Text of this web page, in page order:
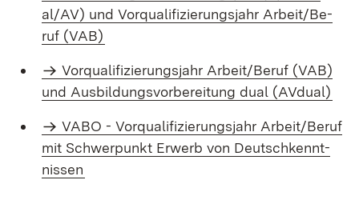
al/AV) und Vor­qua­li­fi­zie­rungs­jahr Ar­beit/Be­
ruf (VAB)
Vor­qua­li­fi­zie­rungs­jahr Ar­beit/Be­ruf (VAB)
und Aus­bil­dungs­vor­be­rei­tung du­al (AV­du­al)
VABO - Vor­qua­li­fi­zie­rungs­jahr Ar­beit/Be­ruf
mit Schwer­punkt Er­werb von Deutsch­kennt­
nis­sen